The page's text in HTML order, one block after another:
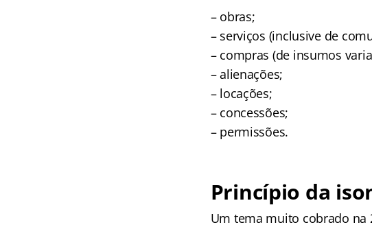
– obras;
– serviços (inclusive de
– compras (de insumos
– alienações;
– locações;
– concessões;
– permissões.
Princípio da
Um tema muito cobrado na